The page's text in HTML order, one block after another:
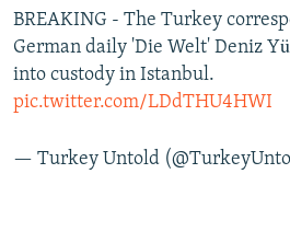
BREAKING - The Turkey
German daily 'Die Welt' Deniz
into custody in Istanbul.
pic.twitter.com/LDdTHU4HWI
— Turkey Untold